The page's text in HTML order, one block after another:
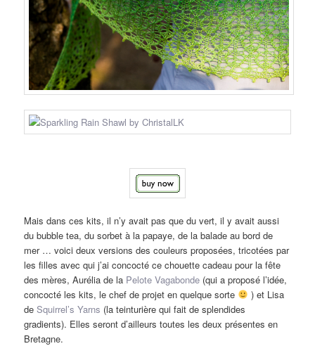
Mais dans ces kits, il n’y avait pas que du vert, il y avait aussi
du bubble tea, du sorbet à la papaye, de la balade au bord de
mer … voici deux versions des couleurs proposées, tricotées par
les filles avec qui j’ai concocté ce chouette cadeau pour la fête
des mères, Aurélia de la Pelote Vagabonde (qui a proposé l’idée,
concocté les kits, le chef de projet en quelque sorte
) et Lisa
deSquirrel’s Yarns (la teinturière qui fait de splendides
gradients). Elles seront d’ailleurs toutes les deux présentes en
Bretagne.